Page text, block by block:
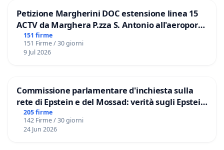
Petizione Margherini DOC estensione linea 15
ACTV da Marghera P.zza S. Antonio all'aeroporto
Marco Polo tariffa a € 1,50
151 firme
151 Firme / 30 giorni
9 Jul 2026
Commissione parlamentare d'inchiesta sulla
rete di Epstein e del Mossad: verità sugli Epstein
Files
205 firme
142 Firme / 30 giorni
24 Jun 2026